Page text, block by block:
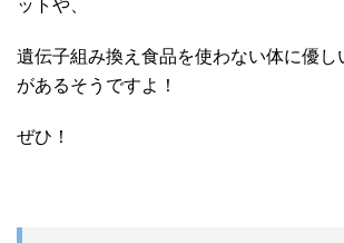
ットや、
遺伝子組み換え食品を使わない体に優し
があるそうですよ！
ぜひ！